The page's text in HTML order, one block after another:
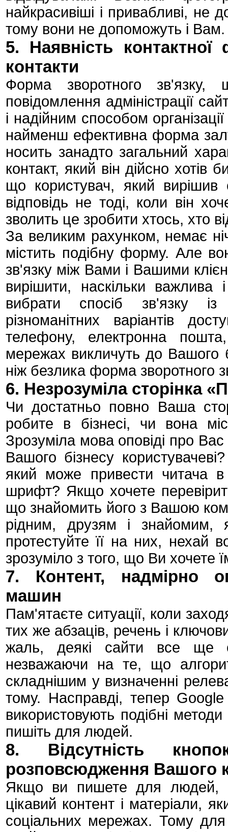
найкрасивіші і привабливі, не
тому вони не допоможуть і Вам.
5. Наявність
контакти
Форма зворотного зв'язку,
повідомлення адміністрації
і надійним способом
найменш ефективна форма
носить занадто загальний
контакт, який він дійсно хотів
що користувач, який
відповідь не тоді, коли він
зволить це зробити хтось, хто
За великим рахунком, немає
містить подібну форму. Але
зв'язку між Вами і Вашими
вирішити, наскільки
вибрати спосіб зв'язку
різноманітних варіантів
телефону, електронна
мережах викличуть до Вашого
ніж безлика форма зворотного
6. Незрозуміла сторінка
Чи достатньо повно Ваша
робите в бізнесі, чи вона
Зрозуміла мова оповіді про
Вашого бізнесу
який може привести читача в
шрифт? Якщо хочете
що знайомить його з Вашою
рідним, друзям і знайомим,
протестуйте її на них, нехай
зрозуміло з того, що Ви хочете
7. Контент, надмірно
машин
Пам'ятаєте ситуації, коли
тих же абзаців, речень і
жаль, деякі сайти все ще
незважаючи на те, що
складнішим у визначенні
тому. Насправді, тепер Google
використовують подібні
пишіть для людей.
8. Відсутність
розповсюдження Вашого
Якщо ви пишете для людей,
цікавий контент і матеріали,
соціальних мережах. Тому